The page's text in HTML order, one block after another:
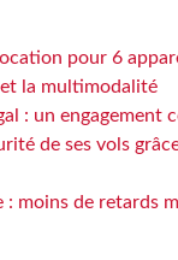
pour 6
la multimodalité
: un engagement
de ses vols
moins de retards